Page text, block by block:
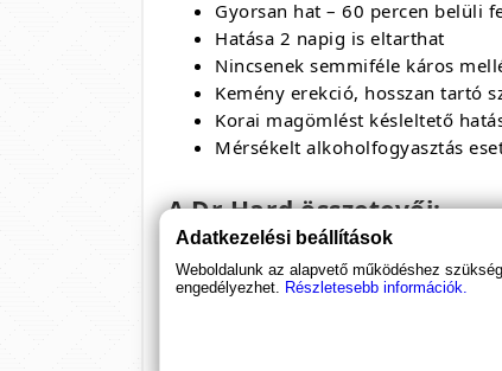
Gyorsan hat – 60 percen belüli
Hatása 2 napig is eltarthat
Nincsenek semmiféle káros
Kemény erekció, hosszan tartó
Korai magömlést késleltető
Mérsékelt alkoholfogyasztás
A Dr Hard összetevői:
Ginzeng (Panax Ginseng) - 100mg
Barnamustár (Brassica Juncea) -
Adatkezelési beállítások
Weboldalunk az alapvető működéshez
engedélyezhet. Részletesebb információk.